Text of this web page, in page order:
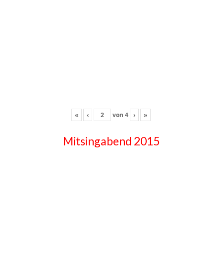
« ‹ von 4 › »
Mitsingabend 2015